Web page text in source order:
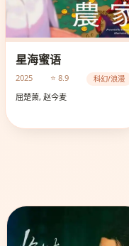
星海蜜语
2025 ⭐ 8.9 科幻/浪漫
屈楚萧, 赵今麦